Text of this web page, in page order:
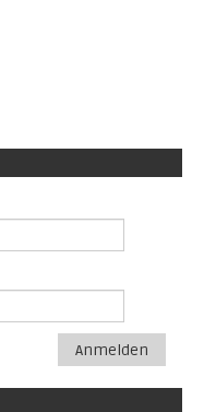
Anmelden